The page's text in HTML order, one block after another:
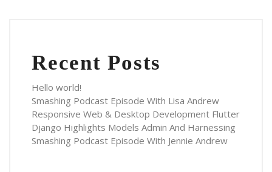
Recent Posts
Hello world!
Smashing Podcast Episode With Lisa Andrew
Responsive Web & Desktop Development Flutter
Django Highlights Models Admin And Harnessing
Smashing Podcast Episode With Jennie Andrew